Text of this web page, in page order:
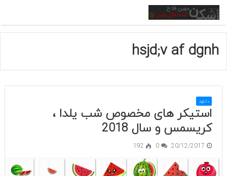
منو
hsjd;v af dgnh
دانلود
استیکر های مخصوص شب یلدا ،
کریسمس و سال 2018
20/12/2017
0
192